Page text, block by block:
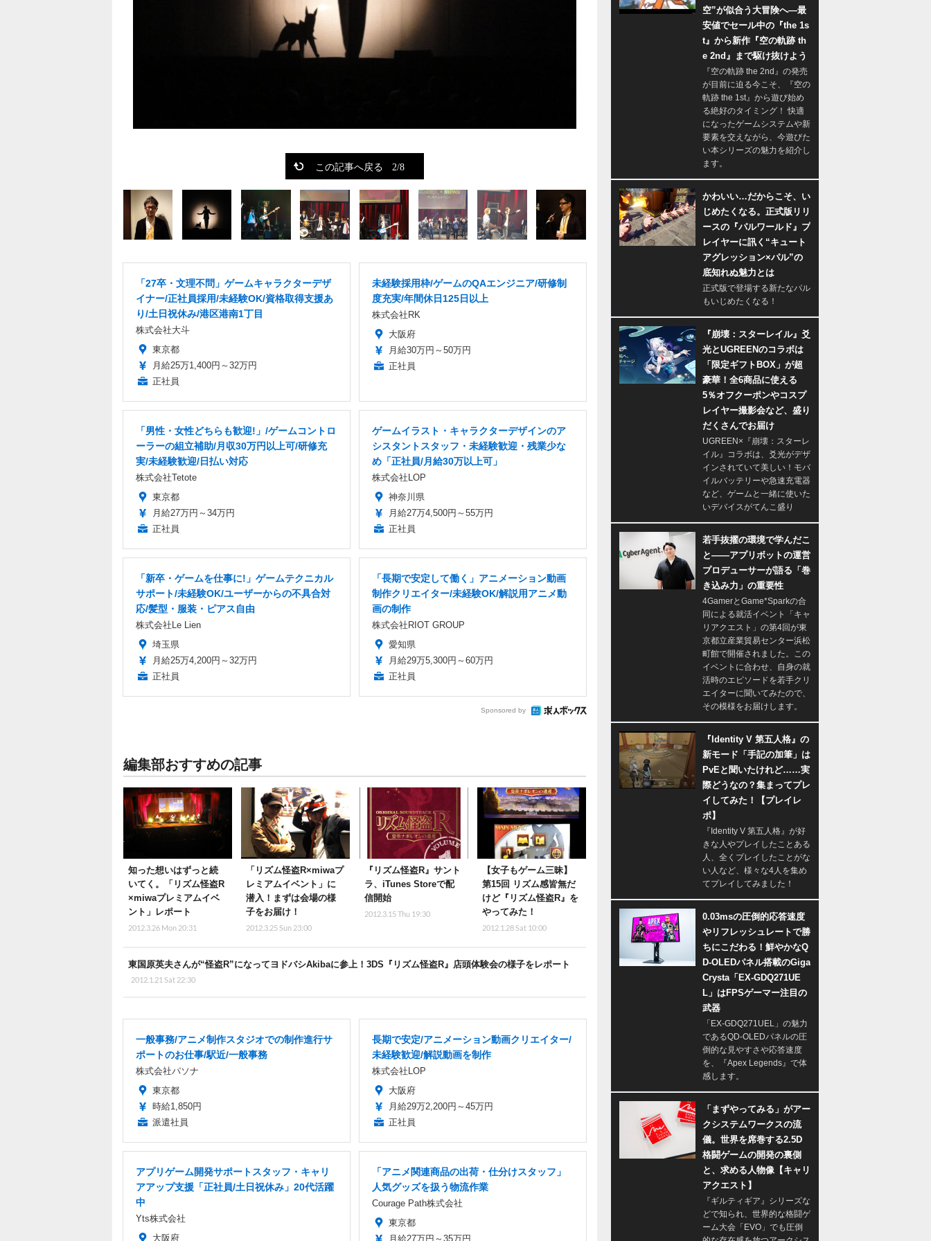
この記事へ戻る 2/8
「27卒・文理不問」ゲームキャラクターデザ
イナー/正社員採用/未経験OK/資格取得支援あ
り/土日祝休み/港区港南1丁目
株式会社大斗
東京都
月給25万1,400円～32万円
正社員
未経験採用枠/ゲームのQAエンジニア/研修制
度充実/年間休日125日以上
株式会社RK
大阪府
月給30万円～50万円
正社員
「男性・女性どちらも歓迎!」/ゲームコントロ
ーラーの組立補助/月収30万円以上可/研修充
実/未経験歓迎/日払い対応
株式会社Tetote
東京都
月給27万円～34万円
正社員
ゲームイラスト・キャラクターデザインのア
シスタントスタッフ・未経験歓迎・残業少な
め「正社員/月給30万以上可」
株式会社LOP
神奈川県
月給27万4,500円～55万円
正社員
「新卒・ゲームを仕事に!」ゲームテクニカル
サポート/未経験OK/ユーザーからの不具合対
応/髪型・服装・ピアス自由
株式会社Le Lien
埼玉県
月給25万4,200円～32万円
正社員
「長期で安定して働く」アニメーション動画
制作クリエイター/未経験OK/解説用アニメ動
画の制作
株式会社RIOT GROUP
愛知県
月給29万5,300円～60万円
正社員
Sponsored by
編集部おすすめの記事
知った想いはずっと続
いてく。「リズム怪盗R
×miwaプレミアムイベ
ント」レポート
2012.3.26 Mon 20:31
「リズム怪盗R×miwaプ
レミアムイベント」に
潜入！まずは会場の様
子をお届け！
2012.3.25 Sun 23:00
『リズム怪盗R』サント
ラ、iTunes Storeで配
信開始
2012.3.15 Thu 19:30
【女子もゲーム三昧】
第15回 リズム感皆無だ
けど『リズム怪盗R』を
やってみた！
2012.1.28 Sat 10:00
東国原英夫さんが“怪盗R”になってヨドバシAkibaに参上！3DS『リズム怪盗R』店頭体験会の様子をレポート
2012.1.21 Sat 22:30
一般事務/アニメ制作スタジオでの制作進行サ
ポートのお仕事/駅近/一般事務
株式会社パソナ
東京都
時給1,850円
派遣社員
長期で安定/アニメーション動画クリエイター/
未経験歓迎/解説動画を制作
株式会社LOP
大阪府
月給29万2,200円～45万円
正社員
アプリゲーム開発サポートスタッフ・キャリ
アアップ支援「正社員/土日祝休み」20代活躍
中
Yts株式会社
大阪府
「アニメ関連商品の出荷・仕分けスタッフ」
人気グッズを扱う物流作業
Courage Path株式会社
東京都
月給27万円～35万円
空”が似合う大冒険へ―最
安値でセール中の『the 1s
t』から新作『空の軌跡 th
e 2nd』まで駆け抜けよう
『空の軌跡 the 2nd』の発売
が目前に迫る今こそ、『空の
軌跡 the 1st』から遊び始め
る絶好のタイミング！ 快適
になったゲームシステムや新
要素を交えながら、今遊びた
い本シリーズの魅力を紹介し
ます。
かわいい…だからこそ、い
じめたくなる。正式版リリ
ースの『パルワールド』プ
レイヤーに訊く“キュート
アグレッション×パル”の
底知れぬ魅力とは
正式版で登場する新たなパル
もいじめたくなる！
『崩壊：スターレイル』爻
光とUGREENのコラボは
「限定ギフトBOX」が超
豪華！全6商品に使える
5％オフクーポンやコスプ
レイヤー撮影会など、盛り
だくさんでお届け
UGREEN×『崩壊：スターレ
イル』コラボは、爻光がデザ
インされていて美しい！モバ
イルバッテリーや急速充電器
など、ゲームと一緒に使いた
いデバイスがてんこ盛り
若手抜擢の環境で学んだこ
と――アプリボットの運営
プロデューサーが語る「巻
き込み力」の重要性
4GamerとGame*Sparkの合
同による就活イベント「キャ
リアクエスト」の第4回が東
京都立産業貿易センター浜松
町館で開催されました。この
イベントに合わせ、自身の就
活時のエピソードを若手クリ
エイターに聞いてみたので、
その模様をお届けします。
『Identity V 第五人格』の
新モード「手記の加筆」は
PvEと聞いたけれど……実
際どうなの？集まってプレ
イしてみた！【プレイレ
ポ】
『Identity V 第五人格』が好
きな人やプレイしたことある
人、全くプレイしたことがな
い人など、様々な4人を集め
てプレイしてみました！
0.03msの圧倒的応答速度
やリフレッシュレートで勝
ちにこだわる！鮮やかなQ
D-OLEDパネル搭載のGiga
Crysta「EX-GDQ271UE
L」はFPSゲーマー注目の
武器
「EX-GDQ271UEL」の魅力
であるQD-OLEDパネルの圧
倒的な見やすさや応答速度
を、『Apex Legends』で体
感します。
「まずやってみる」がアー
クシステムワークスの流
儀。世界を席巻する2.5D
格闘ゲームの開発の裏側
と、求める人物像【キャリ
アクエスト】
『ギルティギア』シリーズな
どで知られ、世界的な格闘ゲ
ーム大会「EVO」でも圧倒